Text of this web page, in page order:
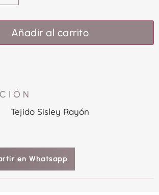
Añadir al carrito
Tejido Sisley Rayón
en Whatsapp